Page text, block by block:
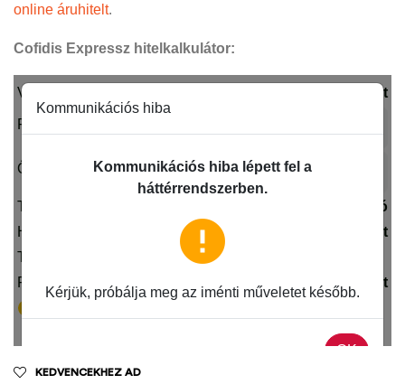
online áruhitelt.
Cofidis Expressz hitelkalkulátor:
KEDVENCEKHEZ AD